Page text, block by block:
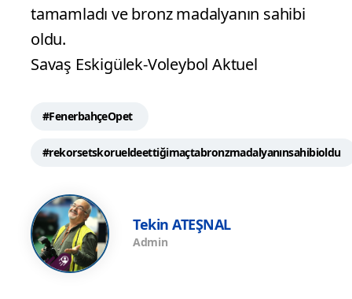
tamamladı ve bronz madalyanın sahibi
oldu.
Savaş Eskigülek-Voleybol Aktuel
#FenerbahçeOpet
#rekorsetskorueldeettiğimaçtabronzmadalyanınsahibioldu
Tekin ATEŞNAL
Admin